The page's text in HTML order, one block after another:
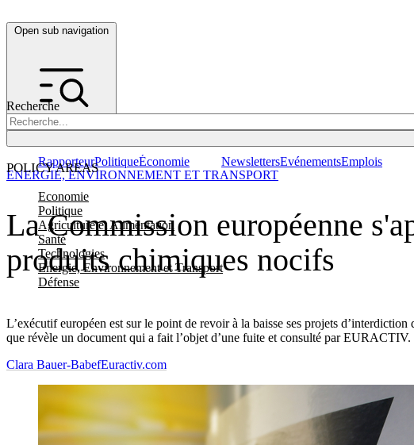
Open sub navigation
Recherche
POLICY AREAS
Economie
Politique
Agriculture et Alimentation
Santé
Technologies
Energie, Environnement et Transport
Défense
RapporteurPolitiqueÉconomie NewslettersEvénementsEmplois
La Commission européenne
produits chimiques nocifs
L’exécutif européen est sur le point de revoir à la baisse ses projets
que révèle un document qui a fait l’objet d’une fuite et consulté par EURACTIV.
ENERGIE, ENVIRONNEMENT ET TRANSPORT
Clara Bauer-BabefEuractiv.com